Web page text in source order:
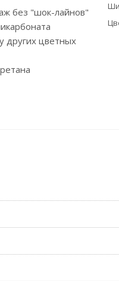
без "шок-лайнов"
других цветных